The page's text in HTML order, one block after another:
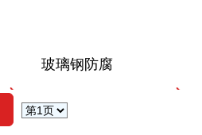
玻璃钢防腐